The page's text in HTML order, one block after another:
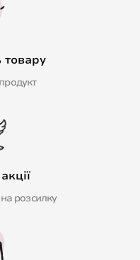
товару
розсилку